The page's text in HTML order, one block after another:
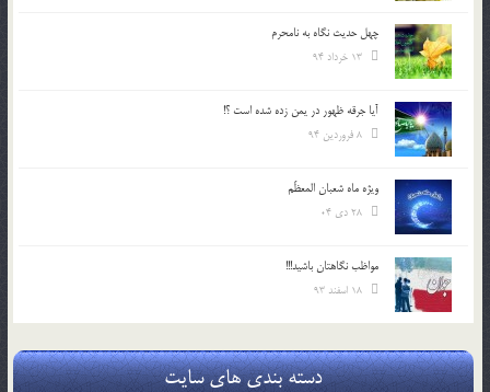
چهل حدیث نگاه به نامحرم
آیا جرقه ظهور در یمن زده شده است ؟!
ویژه ماه شعبان المعظّم
مواظب نگاهتان باشید!!!
دسته بندی های سایت